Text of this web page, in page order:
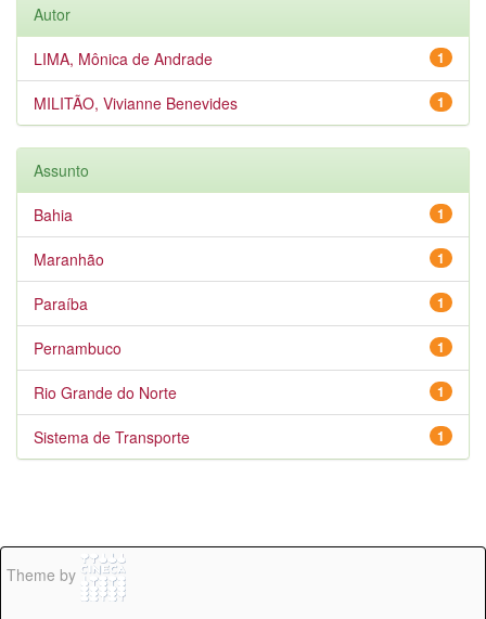
Autor
1
LIMA, Mônica de Andrade
1
MILITÃO, Vivianne Benevides
Assunto
1
Bahia
1
Maranhão
1
Paraíba
1
Pernambuco
1
Rio Grande do Norte
1
Sistema de Transporte
Theme by